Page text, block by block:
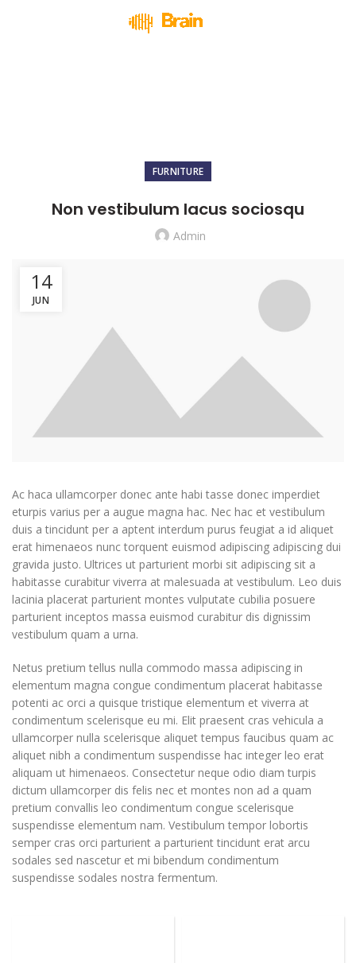
FURNITURE
Non vestibulum lacus sociosqu
Admin
14
JUN
Ac haca ullamcorper donec ante habi tasse donec imperdiet
eturpis varius per a augue magna hac. Nec hac et vestibulum
duis a tincidunt per a aptent interdum purus feugiat a id aliquet
erat himenaeos nunc torquent euismod adipiscing adipiscing dui
gravida justo. Ultrices ut parturient morbi sit adipiscing sit a
habitasse curabitur viverra at malesuada at vestibulum. Leo duis
lacinia placerat parturient montes vulputate cubilia posuere
parturient inceptos massa euismod curabitur dis dignissim
vestibulum quam a urna.
Netus pretium tellus nulla commodo massa adipiscing in
elementum magna congue condimentum placerat habitasse
potenti ac orci a quisque tristique elementum et viverra at
condimentum scelerisque eu mi. Elit praesent cras vehicula a
ullamcorper nulla scelerisque aliquet tempus faucibus quam ac
aliquet nibh a condimentum suspendisse hac integer leo erat
aliquam ut himenaeos. Consectetur neque odio diam turpis
dictum ullamcorper dis felis nec et montes non ad a quam
pretium convallis leo condimentum congue scelerisque
suspendisse elementum nam. Vestibulum tempor lobortis
semper cras orci parturient a parturient tincidunt erat arcu
sodales sed nascetur et mi bibendum condimentum
suspendisse sodales nostra fermentum.